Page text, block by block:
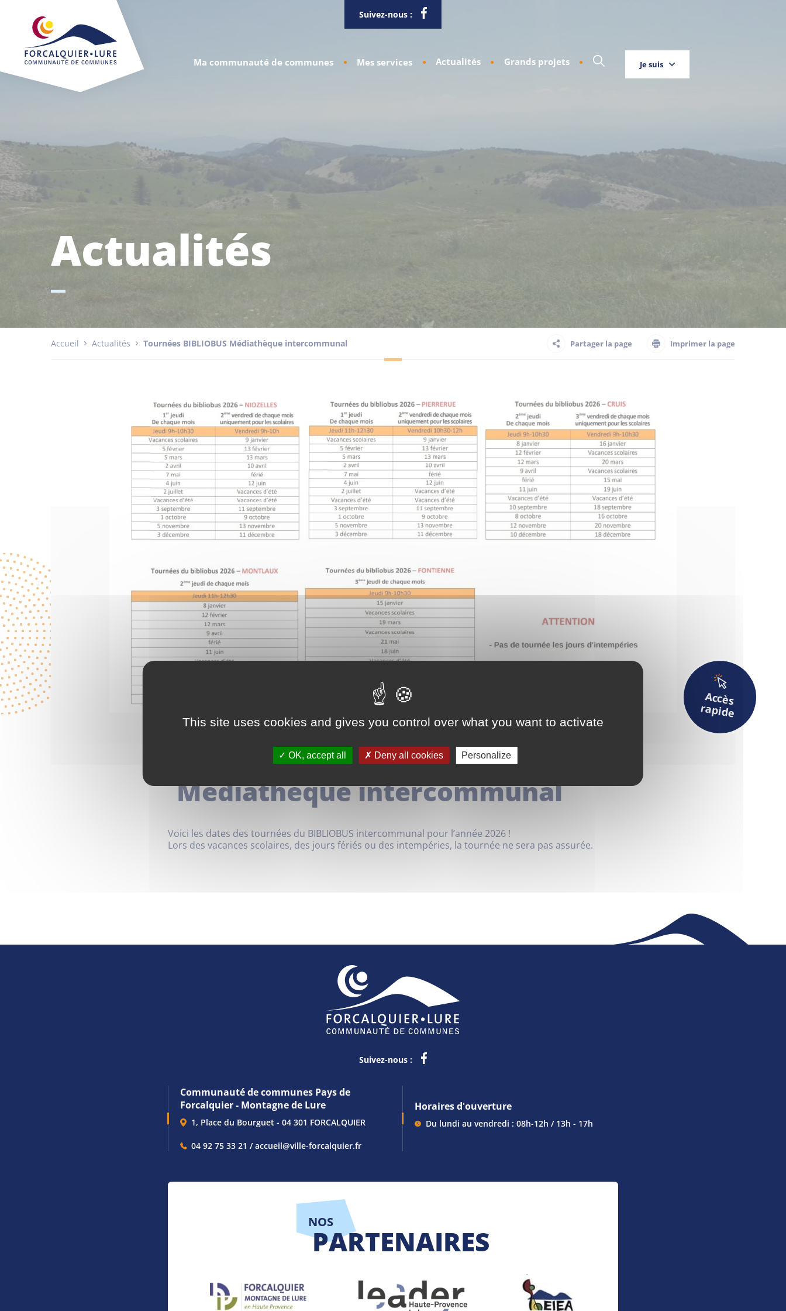
Suivez-nous :
Ma communauté de communes Mes services Actualités Grands projets Je suis
Actualités
Accueil Actualités Tournées BIBLIOBUS Médiathèque intercommunal Partager la page Imprimer la page
Tournées BIBLIOBUS
Médiathèque intercommunal
Voici les dates des tournées du BIBLIOBUS intercommunal pour l’année 2026 !
Lors des vacances scolaires, des jours fériés ou des intempéries, la tournée ne sera pas assurée.
Suivez-nous :
Communauté de communes Pays de
Forcalquier - Montagne de Lure
1, Place du Bourguet - 04 301 FORCALQUIER
04 92 75 33 21 / accueil@ville-forcalquier.fr
Horaires d'ouverture
Du lundi au vendredi : 08h-12h / 13h - 17h
NOS
PARTENAIRES
A
ccès
rapide
Actualités
This site uses cookies and gives you control over what you want to activate
OK, accept all Deny all cookies Personalize